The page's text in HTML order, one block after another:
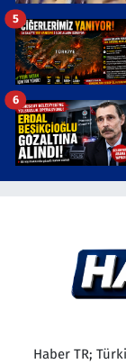
5
6
Haber TR;